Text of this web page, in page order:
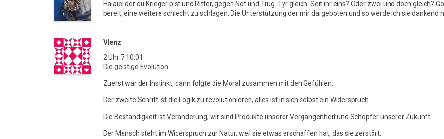
Haiaiel der du Krieger bist und Ritter, gegen Not und Trug. Tyr gleich. Seit ihr eins? Oder zwei und doch gleich?
bereit, eine weitere schlecht zu schlagen. Die Unterstützung der mir dargeboten und so werde ich sie dankend
Vlenz
2 Uhr 7.10.01
Die geistige Evolution:
Zuerst war der Instinkt, dann folgte die Moral zusammen mit den Gefühlen.
Der zweite Schritt ist die Logik zu revolutionieren, alles ist in sich selbst ein Widerspruch.
Die Beständigkeit ist Veränderung, wir sind Produkte unserer Vergangenheit und Schöpfer unserer Zukunft.
Der Mensch steht im Widerspruch zur Natur, weil sie etwas erschaffen hat, das sie zerstört.